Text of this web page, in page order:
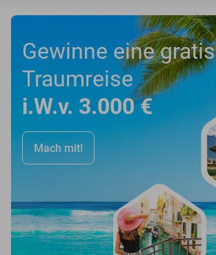
Gewinne eine gratis
Traumreise
i.W.v. 3.000 €
Mach mit!